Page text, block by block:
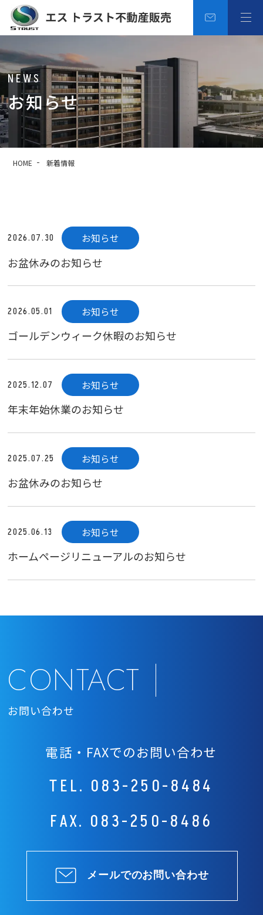
NEWS
お知らせ
HOME 新着情報
2026.07.30 お知らせ
お盆休みのお知らせ
2026.05.01 お知らせ
ゴールデンウィーク休暇のお知らせ
2025.12.07 お知らせ
年末年始休業のお知らせ
2025.07.25 お知らせ
お盆休みのお知らせ
2025.06.13 お知らせ
ホームページリニューアルのお知らせ
CONTACT
お問い合わせ
電話・FAXでのお問い合わせ
TEL. 083-250-8484
FAX. 083-250-8486
メールでのお問い合わせ